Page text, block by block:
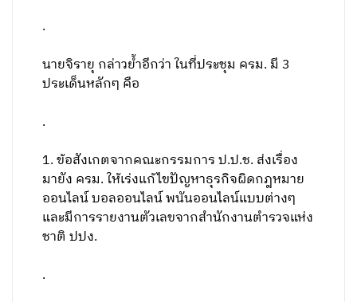
.
นายจิรายุ กล่าวย้ำอีกว่า ในที่ประชุม ครม. มี 3
ประเด็นหลักๆ คือ
.
1. ข้อสังเกตจากคณะกรรมการ ป.ป.ช. ส่งเรื่อง
มายัง ครม. ให้เร่งแก้ไขปัญหาธุรกิจผิดกฎหมาย
ออนไลน์ บอลออนไลน์ พนันออนไลน์แบบต่างๆ
และมีการรายงานตัวเลขจากสำนักงานตำรวจแห่ง
ชาติ ปปง.
.